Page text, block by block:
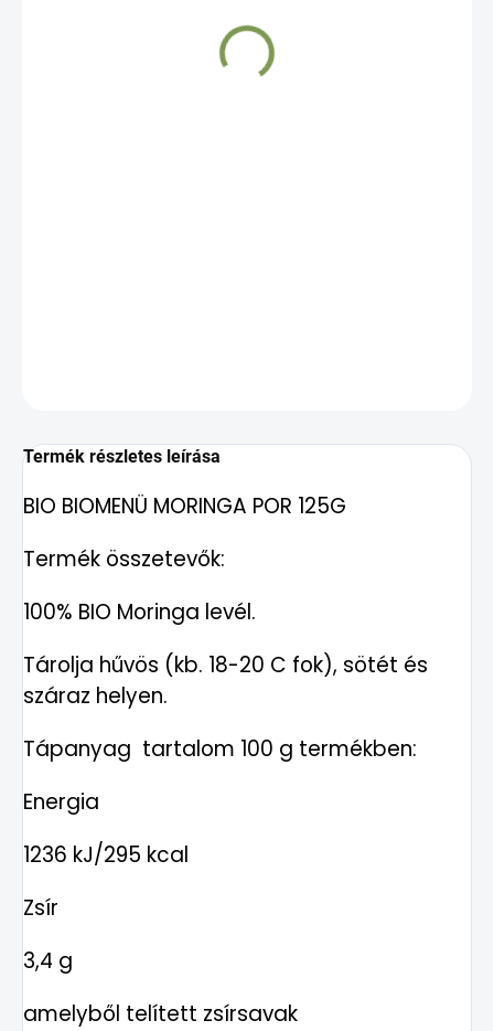
Termék részletes leírása
BIO BIOMENÜ MORINGA POR 125G
Termék összetevők:
100% BIO Moringa levél.
Tárolja hűvös (kb. 18-20 C fok), sötét és
száraz helyen.
Tápanyag tartalom 100 g termékben:
Energia
1236 kJ/295 kcal
Zsír
3,4 g
amelyből telített zsírsavak